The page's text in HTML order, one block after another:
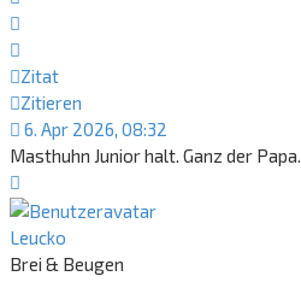
Zitat
Zitieren
6. Apr 2026, 08:32
Masthuhn Junior halt. Ganz der Papa.
oben
Leucko
Brei & Beugen